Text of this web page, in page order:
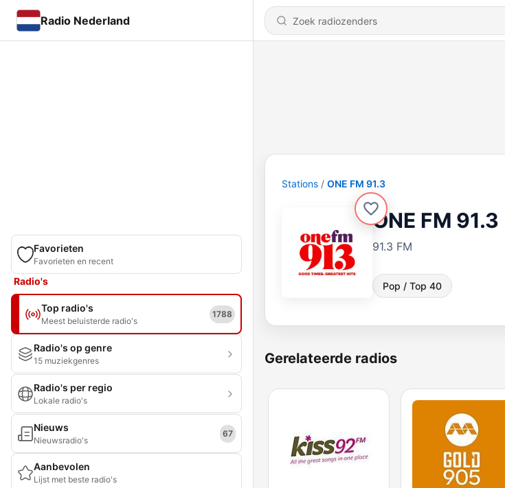
Radio Nederland
Favorieten
Favorieten en recent
Radio's
Top radio's
Meest beluisterde radio's
1788
Radio's op genre
15 muziekgenres
Radio's per regio
Lokale radio's
Nieuws
Nieuwsradio's
67
Aanbevolen
Lijst met beste radio's
Stations ONE FM 91.3
ONE FM 91.3
91.3 FM
Pop / Top 40
Gerelateerde radios